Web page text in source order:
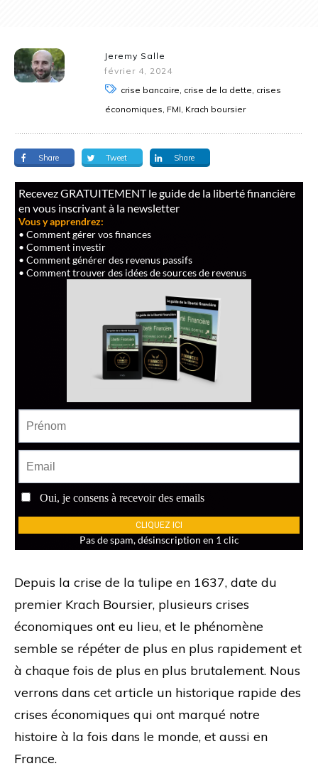
Jeremy Salle
février 4, 2024
crise bancaire, crise de la dette, crises
économiques, FMI, Krach boursier
Share Tweet Share
Depuis la crise de la tulipe en 1637, date du
premier Krach Boursier, plusieurs crises
économiques ont eu lieu, et le phénomène
semble se répéter de plus en plus rapidement et
à chaque fois de plus en plus brutalement. Nous
verrons dans cet article un historique rapide des
crises économiques qui ont marqué notre
histoire à la fois dans le monde, et aussi en
France.